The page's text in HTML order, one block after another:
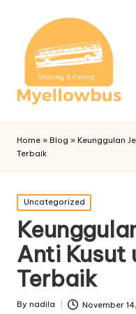
Home » Blog » Keunggulan
Terbaik
Posted
in
Uncategorized
Anti Kusut
Terbaik
Posted
By nadila November